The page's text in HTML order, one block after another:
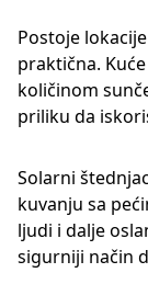
Postoje
praktična.
količinom
priliku da
Solarni
kuvanju sa
ljudi i dalje
sigurniji način